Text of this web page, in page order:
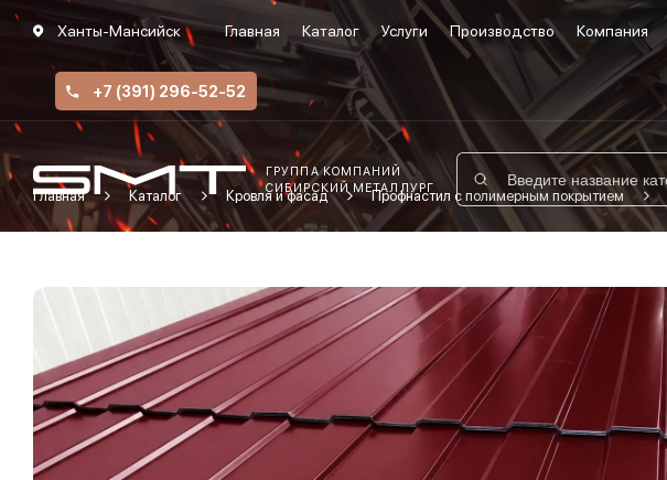
Ханты-Мансийск Главная Каталог Услуги Производство Компания
+7 (391) 296-52-52
ГРУППА КОМПАНИЙ
СИБИРСКИЙ МЕТАЛЛУРГ
Главная Каталог Кровля и фасад Профнастил с полимерным покрытием